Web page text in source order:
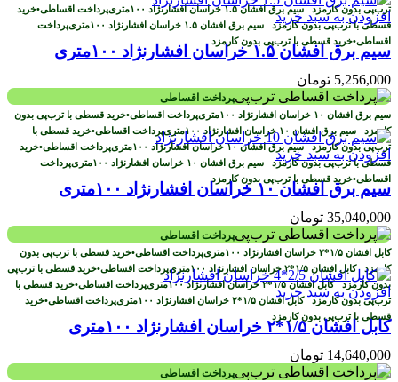
ترب‌پی بدون کارمزد
پرداخت اقساطی•خرید
قسطی با ترب‌پی بدون کارمزد
پرداخت
اقساطی•خرید قسطی با ترب‌پی بدون کارمزد
افزودن به سبد خرید
سیم برق افشان ۱.۵ خراسان افشارنژاد ۱۰۰متری
5,256,000 تومان
پرداخت اقساطی
پرداخت اقساطی•خرید قسطی با ترب‌پی بدون
کارمزد
پرداخت اقساطی•خرید قسطی با
ترب‌پی بدون کارمزد
پرداخت اقساطی•خرید
قسطی با ترب‌پی بدون کارمزد
پرداخت
اقساطی•خرید قسطی با ترب‌پی بدون کارمزد
افزودن به سبد خرید
سیم برق افشان ۱۰ خراسان افشارنژاد ۱۰۰متری
35,040,000 تومان
پرداخت اقساطی
پرداخت اقساطی•خرید قسطی با ترب‌پی بدون
کارمزد
پرداخت اقساطی•خرید قسطی با ترب‌پی
بدون کارمزد
پرداخت اقساطی•خرید قسطی با
ترب‌پی بدون کارمزد
پرداخت اقساطی•خرید
قسطی با ترب‌پی بدون کارمزد
افزودن به سبد خرید
کابل افشان ۱/۵*۲ خراسان افشارنژاد ۱۰۰متری
14,640,000 تومان
پرداخت اقساطی